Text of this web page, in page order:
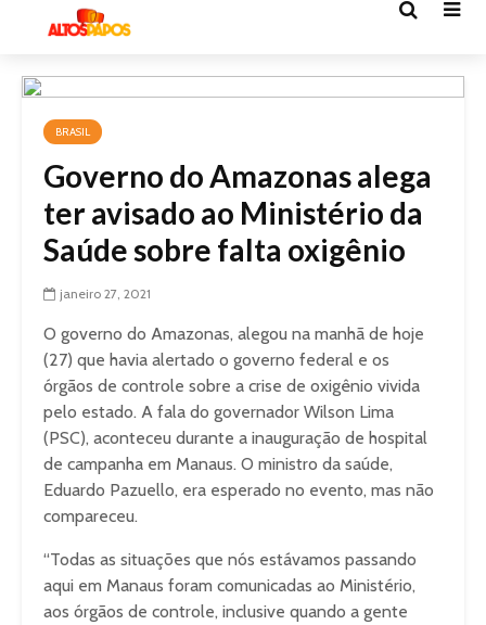
BRASIL
Governo do Amazonas alega
ter avisado ao Ministério da
Saúde sobre falta oxigênio
janeiro 27, 2021
O governo do Amazonas, alegou na manhã de hoje
(27) que havia alertado o governo federal e os
órgãos de controle sobre a crise de oxigênio vivida
pelo estado. A fala do governador Wilson Lima
(PSC), aconteceu durante a inauguração de hospital
de campanha em Manaus. O ministro da saúde,
Eduardo Pazuello, era esperado no evento, mas não
compareceu.
“Todas as situações que nós estávamos passando
aqui em Manaus foram comunicadas ao Ministério,
aos órgãos de controle, inclusive quando a gente